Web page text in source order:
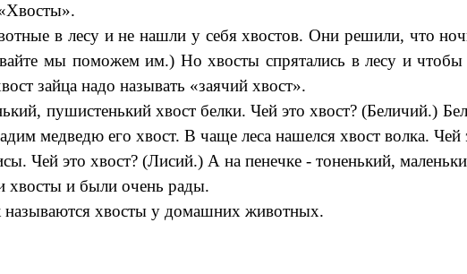
в лесу и не нашли у себя хвостов. Они решили, что
мы поможем им.) Но хвосты спрятались в лесу и
зайца надо называть «заячий хвост».
пушистенький хвост белки. Чей это хвост? (Беличий.)
медведю его хвост. В чаще леса нашелся хвост волка.
Чей это хвост? (Лисий.) А на пенечке - тоненький,
хвосты и были очень рады.
называются хвосты у домашних животных.